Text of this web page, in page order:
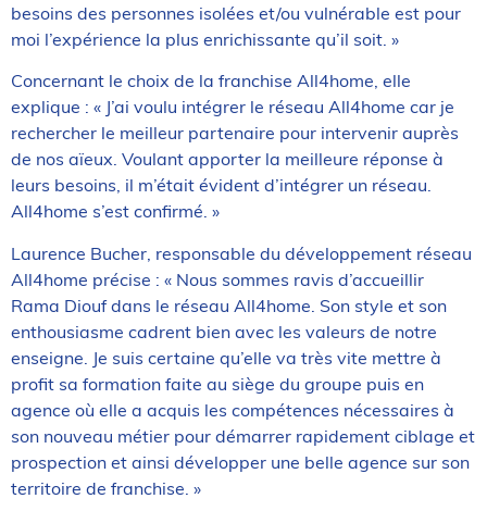
besoins des personnes isolées et/ou vulnérable est pour
moi l’expérience la plus enrichissante qu’il soit. »
Concernant le choix de la franchise All4home, elle
explique : « J’ai voulu intégrer le réseau All4home car je
rechercher le meilleur partenaire pour intervenir auprès
de nos aïeux. Voulant apporter la meilleure réponse à
leurs besoins, il m’était évident d’intégrer un réseau.
All4home s’est confirmé. »
Laurence Bucher, responsable du développement réseau
All4home précise : « Nous sommes ravis d’accueillir
Rama Diouf dans le réseau All4home. Son style et son
enthousiasme cadrent bien avec les valeurs de notre
enseigne. Je suis certaine qu’elle va très vite mettre à
profit sa formation faite au siège du groupe puis en
agence où elle a acquis les compétences nécessaires à
son nouveau métier pour démarrer rapidement ciblage et
prospection et ainsi développer une belle agence sur son
territoire de franchise. »